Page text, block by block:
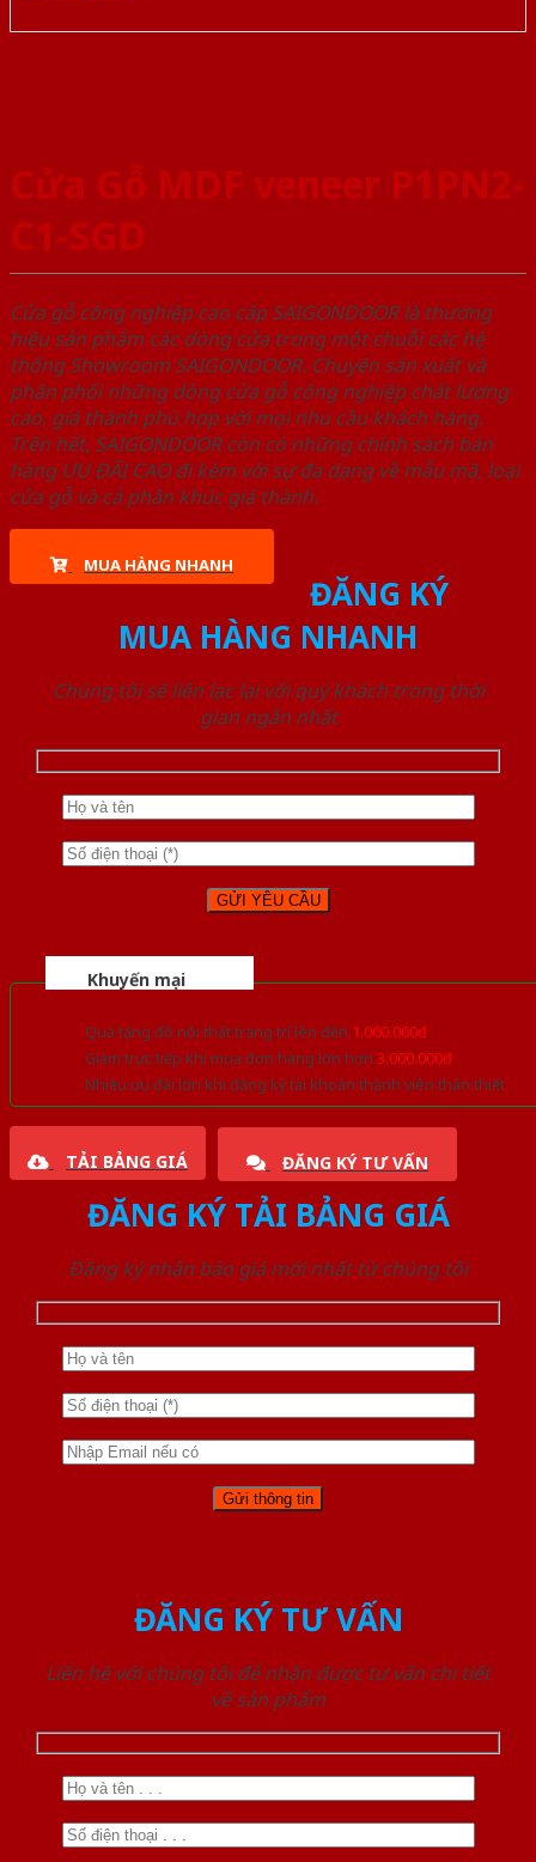
Cửa Gỗ MDF veneer P1PN2-
C1-SGD
Cửa gỗ công nghiệp cao cấp SAIGONDOOR là thương
hiệu sản phẩm các dòng cửa trong một chuỗi các hệ
thống Showroom SAIGONDOOR. Chuyên sản xuất và
phân phối những dòng cửa gỗ công nghiệp chất lượng
cao, giá thành phù hợp với mọi nhu cầu khách hàng.
Trên hết, SAIGONDOOR còn có những chính sách bán
hàng ƯU ĐÃI CAO đi kèm với sự đa dạng về mẫu mã, loại
cửa gỗ và cả phân khúc giá thành.
MUA HÀNG NHANH
ĐĂNG KÝ
MUA HÀNG NHANH
Chúng tôi sẽ liên lạc lại với quý khách trong thời
gian ngắn nhất
Khuyến mại
Quà tặng đồ nội thất trang trí lên đến 1.000.000đ
Giảm trực tiếp khi mua đơn hàng lớn hơn 3.000.000đ
Nhiều ưu đãi lớn khi đăng ký tài khoản thành viên thân thiết
TẢI BẢNG GIÁ ĐĂNG KÝ TƯ VẤN
ĐĂNG KÝ TẢI BẢNG GIÁ
Đăng ký nhận báo giá mới nhất từ chúng tôi
ĐĂNG KÝ TƯ VẤN
Liên hệ với chúng tôi để nhận được tư vấn chi tiết
về sản phẩm